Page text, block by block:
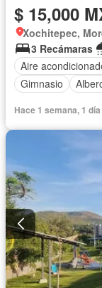
$ 15,000
Xochitepec,
3 Recámaras
Aire
Gimnasio
Hace 1 semana, 1